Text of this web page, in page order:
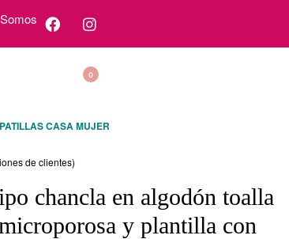
0
CASA MUJER
de clientes)
chancla en algodón toalla
y plantilla con